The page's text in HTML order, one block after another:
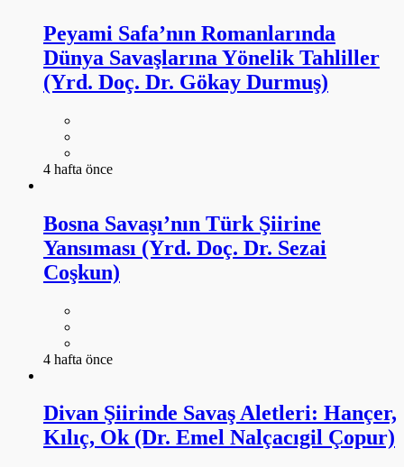
Peyami Safa’nın Romanlarında
Dünya Savaşlarına Yönelik Tahliller
(Yrd. Doç. Dr. Gökay Durmuş)
4 hafta önce
Bosna Savaşı’nın Türk Şiirine
Yansıması (Yrd. Doç. Dr. Sezai
Coşkun)
4 hafta önce
Divan Şiirinde Savaş Aletleri: Hançer,
Kılıç, Ok (Dr. Emel Nalçacıgil Çopur)